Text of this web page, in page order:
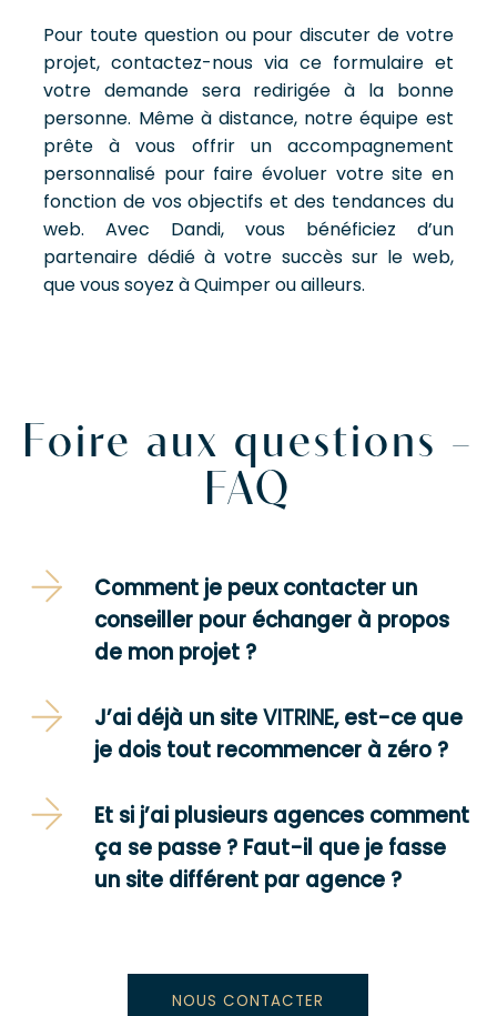
Pour toute question ou pour discuter de votre
projet, contactez-nous via ce formulaire et
votre demande sera redirigée à la bonne
personne. Même à distance, notre équipe est
prête à vous offrir un accompagnement
personnalisé pour faire évoluer votre site en
fonction de vos objectifs et des tendances du
web. Avec Dandi, vous bénéficiez d’un
partenaire dédié à votre succès sur le web,
que vous soyez à Quimper ou ailleurs.
Foire aux questions –
FAQ
Comment je peux contacter un
conseiller pour échanger à propos
de mon projet ?
J’ai déjà un siteVITRINE, est-ce que
je dois tout recommencer à zéro ?
Et si j’ai plusieurs agences comment
ça se passe ? Faut-il que je fasse
un site différent par agence ?
NOUS CONTACTER